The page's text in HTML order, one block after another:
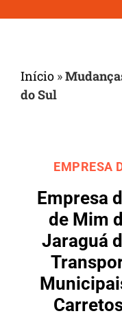
Início »
do Sul
EMPRESA
Empresa
de Mim
Jaraguá